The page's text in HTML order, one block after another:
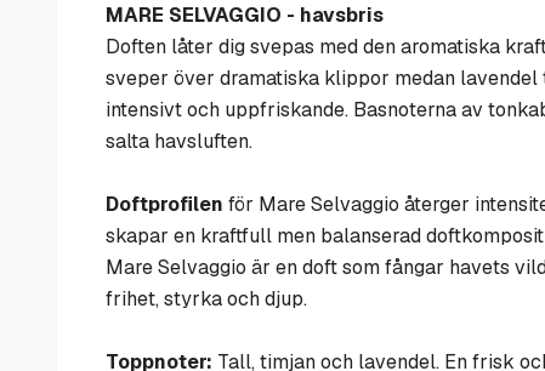
MARE SELVAGGIO - havsbris
Doften låter dig svepas med den aromatiska
sveper över dramatiska klippor medan
intensivt och uppfriskande. Basnoterna av
salta havsluften.
Doftprofilen för Mare Selvaggio återger
skapar en kraftfull men balanserad
Mare Selvaggio är en doft som fångar havets
frihet, styrka och djup.
Toppnoter: Tall, timjan och lavendel. En frisk